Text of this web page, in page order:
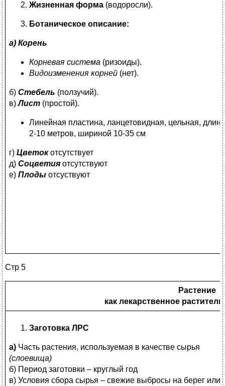
Жизненная форма (водоросли).
Ботаническое описание:
а) Корень
Корневая система (ризоиды).
Видоизменения корней (нет).
б) Стебель (ползучий).
в)Лист (простой).
Линейная пластина, ланцетовидная, цельная,
2-10 метров, шириной 10-35 см
г) Цветокотсутствует
д) Соцветия отсутствуют
е) Плоды отсуствуют
Стр 5
Растение
как лекарственное
Заготовка ЛРС
а) Часть растения, используемая в качестве сырья
(слоевища)
б) Период заготовки – круглый год
в) Условия сбора сырья – свежие выбросы на берег или